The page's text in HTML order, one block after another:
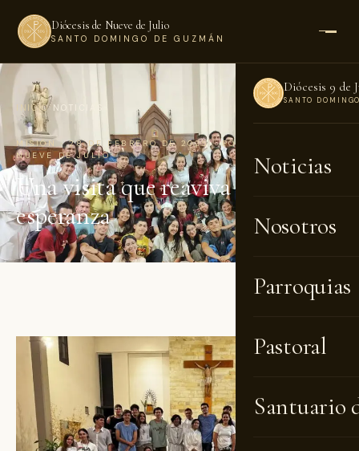
Diócesis de Nueve de Julio
SANTO DOMINGO DE GUZMÁN
Diócesis 9 de
SANTO
Noticias
Nosotros
Parroquias
Pastoral
Santuario
INICIO› NOTICIAS
MISIÓN · 28 DE FEBRERO DE 2025 · POR DIÓCESIS DE
NUEVE DE JULIO
Una visita que reaviva la
esperanza